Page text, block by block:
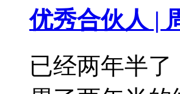
优秀合伙人 |
已经两年半